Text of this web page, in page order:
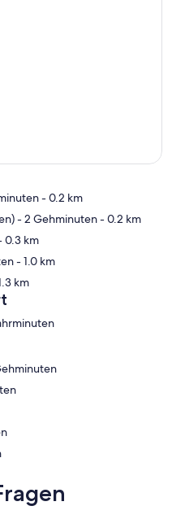
- 0.2 km
- 2 Gehminuten- 0.2 km
0.3 km
- 1.0 km
km
Broiler - ‬16 Gehminuten